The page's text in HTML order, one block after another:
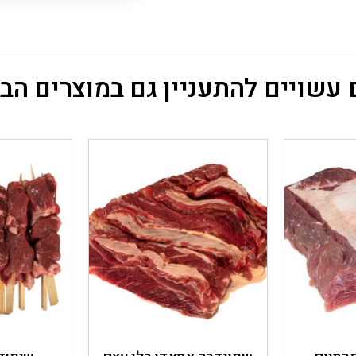
להתעניין גם במוצרים